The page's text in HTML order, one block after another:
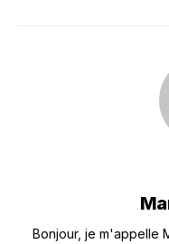
Bonjour, je m'appelle